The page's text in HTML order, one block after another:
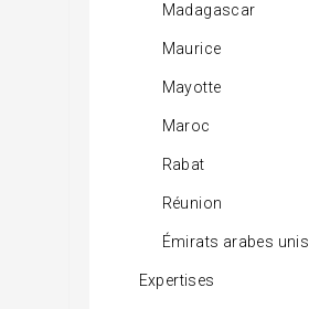
Madagascar
Maurice
Mayotte
Maroc
Rabat
Réunion
Émirats arabes unis
Expertises